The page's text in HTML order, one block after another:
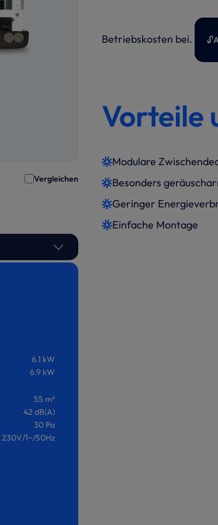
Vergleichen
6.1 kW
6.9 kW
55 m²
42 dB(A)
30 Pa
230V/1~/50Hz
Betriebskosten bei. 🔓
Vorteile
Modulare
Besonders
Geringer
Einfache Montage